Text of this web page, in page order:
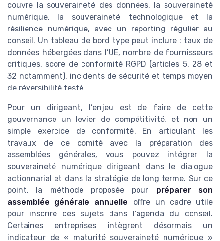
couvre la souveraineté des données, la souveraineté
numérique, la souveraineté technologique et la
résilience numérique, avec un reporting régulier au
conseil. Un tableau de bord type peut inclure : taux de
données hébergées dans l’UE, nombre de fournisseurs
critiques, score de conformité RGPD (articles 5, 28 et
32 notamment), incidents de sécurité et temps moyen
de réversibilité testé.
Pour un dirigeant, l’enjeu est de faire de cette
gouvernance un levier de compétitivité, et non un
simple exercice de conformité. En articulant les
travaux de ce comité avec la préparation des
assemblées générales, vous pouvez intégrer la
souveraineté numérique dirigeant dans le dialogue
actionnarial et dans la stratégie de long terme. Sur ce
point, la méthode proposée pour préparer son
assemblée générale annuelle offre un cadre utile
pour inscrire ces sujets dans l’agenda du conseil.
Certaines entreprises intègrent désormais un
indicateur de « maturité souveraineté numérique »